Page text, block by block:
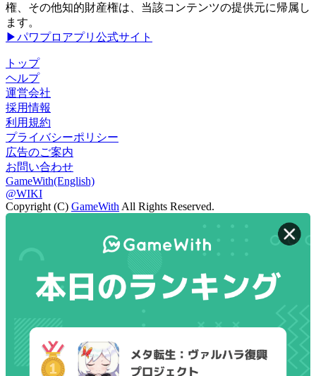
権、その他知的財産権は、当該コンテンツの提供元に帰属し
ます。
▶パワプロアプリ公式サイト
トップ
ヘルプ
運営会社
採用情報
利用規約
プライバシーポリシー
広告のご案内
お問い合わせ
GameWith(English)
@WIKI
Copyright (C) GameWith All Rights Reserved.